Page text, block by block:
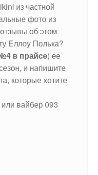
из частной
фото из
об этом
Еллоу Полька?
в прайсе) ее
и напишите
которые хотите
вайбер 093